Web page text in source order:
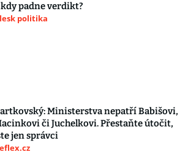
kdy padne verdikt?
politika
Ministerstva nepatří Babišovi,
či Juchelkovi. Přestaňte útočit,
jen správci